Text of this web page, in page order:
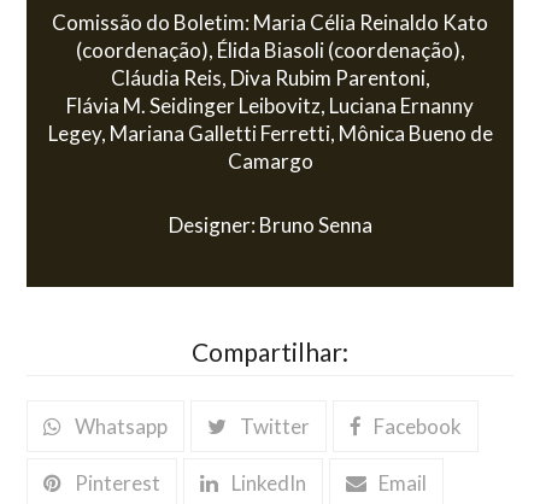
Comissão do Boletim: Maria Célia Reinaldo Kato
(coordenação), Élida Biasoli (coordenação),
Cláudia Reis, Diva Rubim Parentoni,
Flávia M. Seidinger Leibovitz, Luciana Ernanny
Legey, Mariana Galletti Ferretti, Mônica Bueno de
Camargo
Designer: Bruno Senna
Compartilhar:
Whatsapp Twitter Facebook
Pinterest LinkedIn Email